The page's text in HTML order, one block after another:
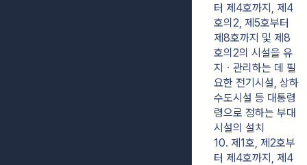
터 제4호까지, 제4
호의2, 제5호부터
제8호까지 및 제8
호의2의 시설을 유
지ㆍ관리하는 데 필
요한 전기시설, 상하
수도시설 등 대통령
령으로 정하는 부대
시설의 설치
10. 제1호, 제2호부
터 제4호까지, 제4